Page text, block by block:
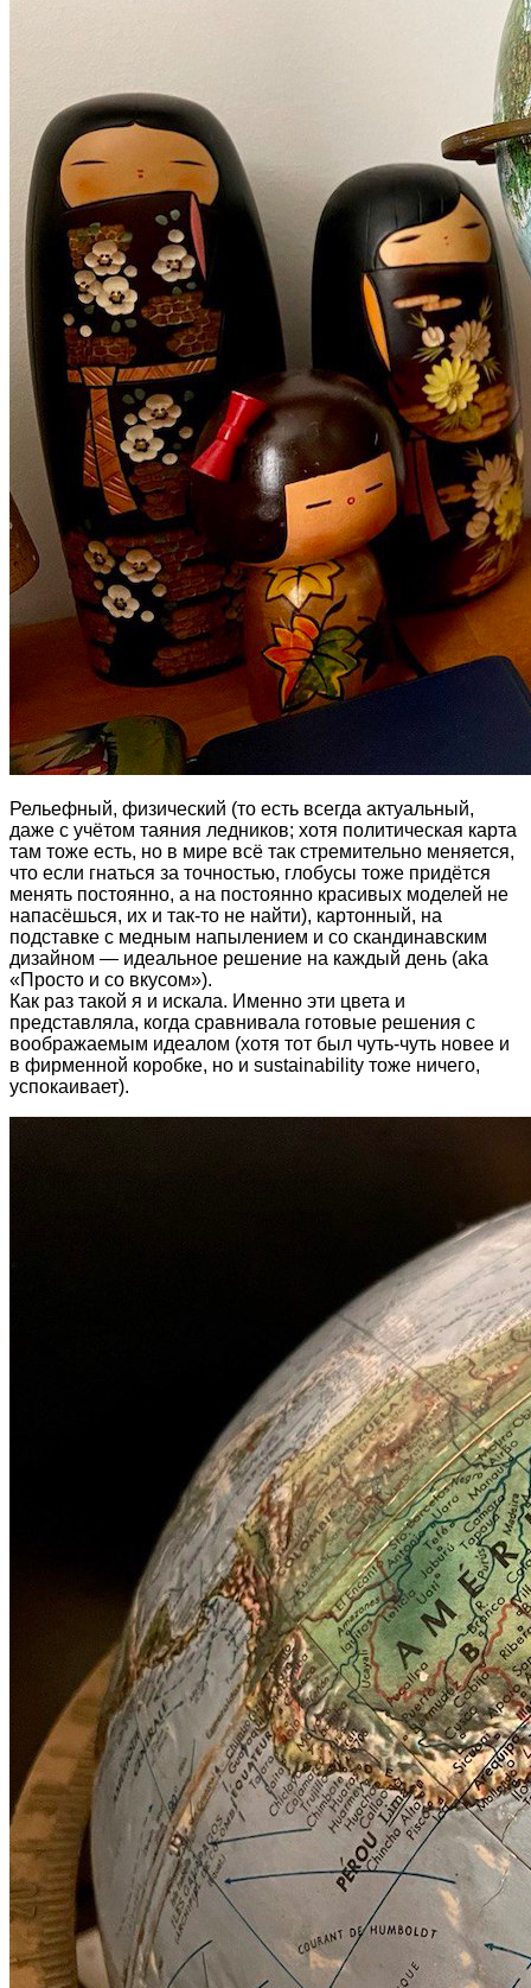
Рельефный, физический (то есть всегда актуальный,
даже с учётом таяния ледников; хотя политическая карта
там тоже есть, но в мире всё так стремительно меняется,
что если гнаться за точностью, глобусы тоже придётся
менять постоянно, а на постоянно красивых моделей не
напасёшься, их и так-то не найти), картонный, на
подставке с медным напылением и со скандинавским
дизайном — идеальное решение на каждый день (aka
«Просто и со вкусом»).
Как раз такой я и искала. Именно эти цвета и
представляла, когда сравнивала готовые решения с
воображаемым идеалом (хотя тот был чуть-чуть новее и
в фирменной коробке, но и sustainability тоже ничего,
успокаивает).